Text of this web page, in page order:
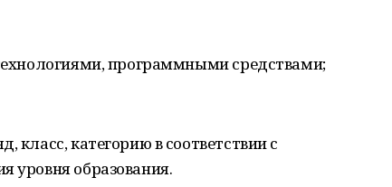
программными средствами;
класс, категорию в соответствии с
уровня образования.